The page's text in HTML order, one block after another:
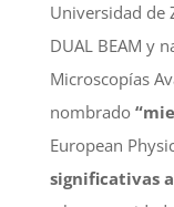
Universidad de
DUAL BEAM y
Microscopías
nombrado
European
significativas